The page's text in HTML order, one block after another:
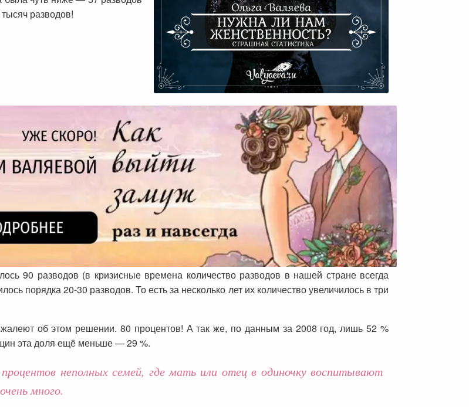
разводов!
90 разводов (в кризисные времена количество разводов в нашей стране всегда
порядка 20-30 разводов. То есть за несколько лет их количество увеличилось в три
об этом решении. 80 процентов! А так же, по данным за 2008 год, лишь 52 %
эта доля ещё меньше — 29 %.
неполных семей, где мать или отец в одиночку воспитывают
много.